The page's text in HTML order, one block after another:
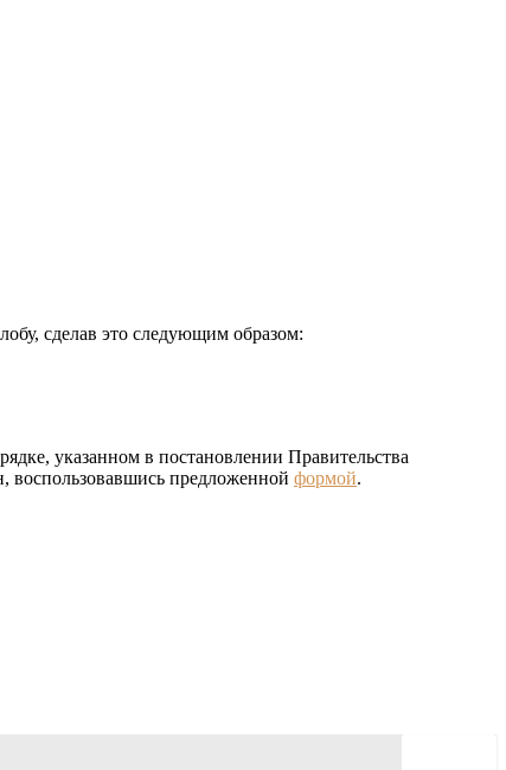
сделав это следующим образом:
указанном в постановлении Правительства
воспользовавшись предложенной формой.